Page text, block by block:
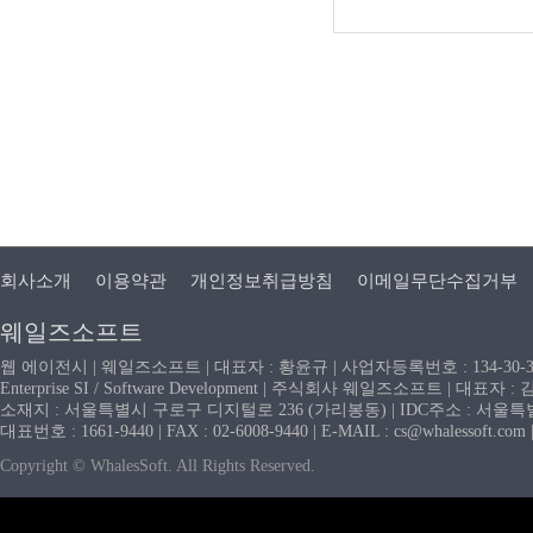
회사소개 이용약관 개인정보취급방침 이메일무단수집거부
웨일즈소프트
웹 에이전시 | 웨일즈소프트 | 대표자 : 황윤규 | 사업자등록번호 : 134-
Enterprise SI / Software Development | 주식회사 웨일즈소프트 | 대표자 :
소재지 : 서울특별시 구로구 디지털로 236 (가리봉동) | IDC주소 : 서울
대표번호 : 1661-9440 | FAX : 02-6008-9440 | E-MAIL :
Copyright © WhalesSoft. All Rights Reserved.